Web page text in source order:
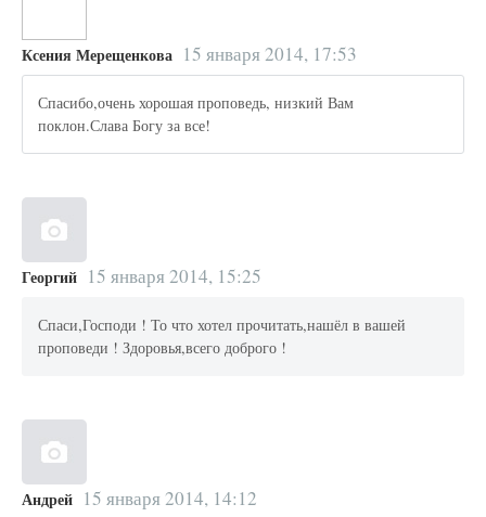
Ксения Мерещенкова 15 января 2014, 17:53
Спасибо,очень хорошая проповедь, низкий Вам
поклон.Слава Богу за все!
Георгий 15 января 2014, 15:25
Спаси,Господи ! То что хотел прочитать,нашёл в вашей
проповеди ! Здоровья,всего доброго !
Андрей 15 января 2014, 14:12